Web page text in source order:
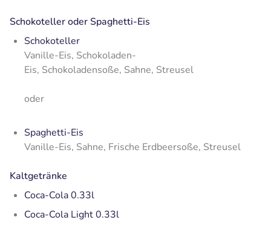
Schokoteller oder Spaghetti-Eis
Schokoteller
Vanille-Eis, Schokoladen-
Eis, Schokoladensoße, Sahne, Streusel
oder
Spaghetti-Eis
Vanille-Eis, Sahne, Frische Erdbeersoße, Streusel
Kaltgetränke
Coca-Cola 0.33l
Coca-Cola Light 0.33l